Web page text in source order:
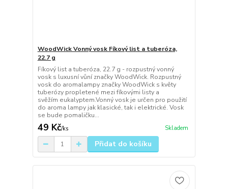
WoodWick Vonný vosk Fíkový list a tuberóza,
22.7 g
Fíkový list a tuberóza, 22.7 g - rozpustný vonný
vosk s luxusní vůní značky WoodWick. Rozpustný
vosk do aromalampy značky WoodWick s květy
tuberózy propletené mezi fíkovými listy a
svěžím eukalyptem.Vonný vosk je určen pro použití
do aroma lampy jak klasické, tak i elektrické. Vosk
se bude pomaličku...
49 Kč/ks Skladem
Přidat do košíku